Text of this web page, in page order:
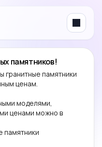
Menu
памятников!
гранитные памятники
ценам.
моделями,
ценами можно в
памятники